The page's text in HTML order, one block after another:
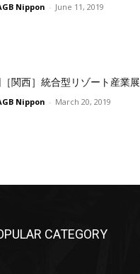
Nippon - June 11, 2019
関西］統合型リゾート産業展
Nippon - March 20, 2019
CATEGORY